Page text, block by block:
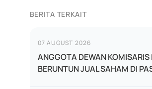
BERITA TERKAIT
07 AUGUST 2026
ANGGOTA DEWAN KOMISARIS
BERUNTUN JUAL SAHAM DI